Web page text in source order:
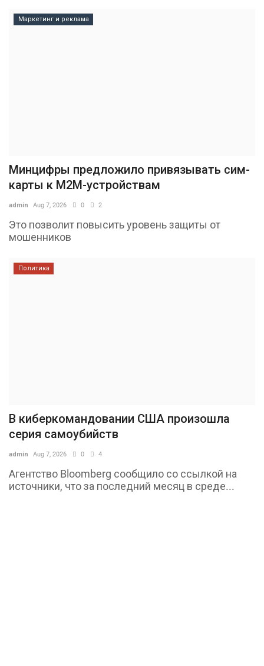
Маркетинг и реклама
Минцифры предложило привязывать сим-
карты к M2M-устройствам
admin Aug 7, 2026 0 2
Это позволит повысить уровень защиты от
мошенников
Политика
В киберкомандовании США произошла
серия самоубийств
admin Aug 7, 2026 0 4
Агентство Bloomberg сообщило со ссылкой на
источники, что за последний месяц в среде...